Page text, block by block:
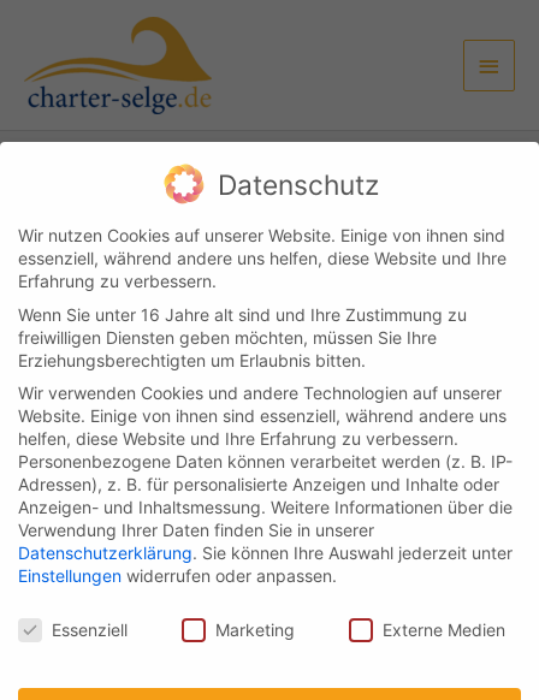
springen
Kundenlogin Kontakt Impressum & Datenschutz AGB
Copyright © 2026
Cookie-Einstellungen
Datenschutz
Wir nutzen Cookies auf unserer Website. Einige von ihnen sind
essenziell, während andere uns helfen, diese Website und Ihre
Erfahrung zu verbessern.
Wenn Sie unter 16 Jahre alt sind und Ihre Zustimmung zu
freiwilligen Diensten geben möchten, müssen Sie Ihre
Erziehungsberechtigten um Erlaubnis bitten.
Wir verwenden Cookies und andere Technologien auf unserer
Website. Einige von ihnen sind essenziell, während andere uns
helfen, diese Website und Ihre Erfahrung zu verbessern.
Personenbezogene Daten können verarbeitet werden (z. B. IP-
Adressen), z. B. für personalisierte Anzeigen und Inhalte oder
Anzeigen- und Inhaltsmessung. Weitere Informationen über die
Verwendung Ihrer Daten finden Sie in unserer
Datenschutzerklärung. Sie können Ihre Auswahl jederzeit unter
Einstellungen widerrufen oder anpassen.
Datenschutz
Essenziell Marketing Externe Medien